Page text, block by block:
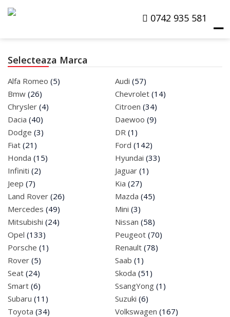
0742 935 581
☰
search
Masini La Dezmembrat
Masini De Vanzare
Despre Noi
Cere Oferta
Contact
Cumpar Masini
0742 935 581
Selecteaza Marca
Alfa Romeo (5) Audi (57)
Bmw (26) Chevrolet (14)
Chrysler (4) Citroen (34)
Dacia (40) Daewoo (9)
Dodge (3) DR (1)
Fiat (21) Ford (142)
Honda (15) Hyundai (33)
Infiniti (2) Jaguar (1)
Jeep (7) Kia (27)
Land Rover (26) Mazda (45)
Mercedes (49) Mini (3)
Mitsubishi (24) Nissan (58)
Opel (133) Peugeot (70)
Porsche (1) Renault (78)
Rover (5) Saab (1)
Seat (24) Skoda (51)
Smart (6) SsangYong (1)
Subaru (11) Suzuki (6)
Toyota (34) Volkswagen (167)